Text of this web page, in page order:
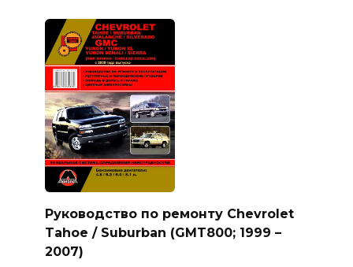
Руководство по ремонту Chevrolet
Tahoe / Suburban (GMT800; 1999 –
2007)